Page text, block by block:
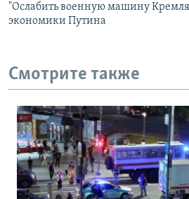
"Ослабить военную машину
экономики Путина
Смотрите также